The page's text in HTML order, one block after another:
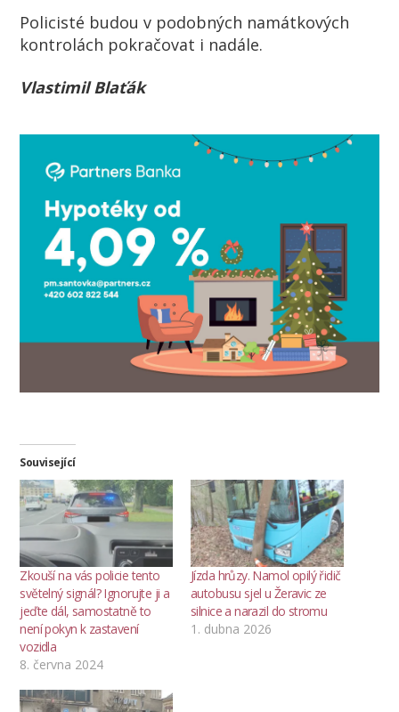
Policisté budou v podobných namátkových
kontrolách pokračovat i nadále.
Vlastimil Blaťák
Související
Zkouší na vás policie tento
světelný signál? Ignorujte ji a
jeďte dál, samostatně to
není pokyn k zastavení
vozidla
8. června 2024
Jízda hrůzy. Namol opilý řidič
autobusu sjel u Žeravic ze
silnice a narazil do stromu
1. dubna 2026